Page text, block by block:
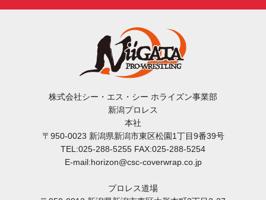
株式会社シー・エス・シー ホライズン事業部
新潟プロレス
本社
〒950-0023 新潟県新潟市東区松園1丁目9番39号
TEL:025-288-5255 FAX:025-288-5254
E-mail:horizon@csc-coverwrap.co.jp
プロレス道場